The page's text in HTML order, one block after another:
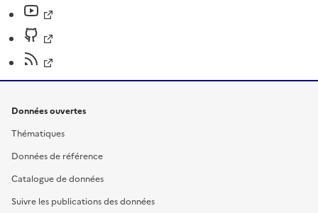
Données ouvertes
Thématiques
Données de référence
Catalogue de données
Suivre les publications des données